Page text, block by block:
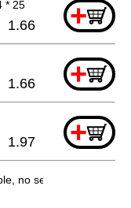
* 25 +
1.66
+
1.66
+
1.97
no se puede pedir